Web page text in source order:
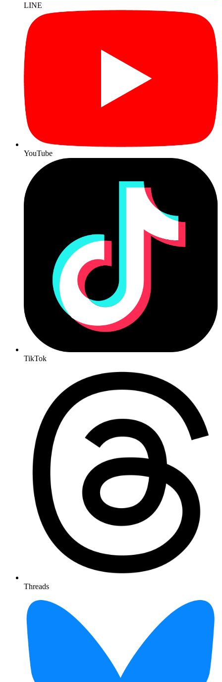
LINE
YouTube
TikTok
Threads